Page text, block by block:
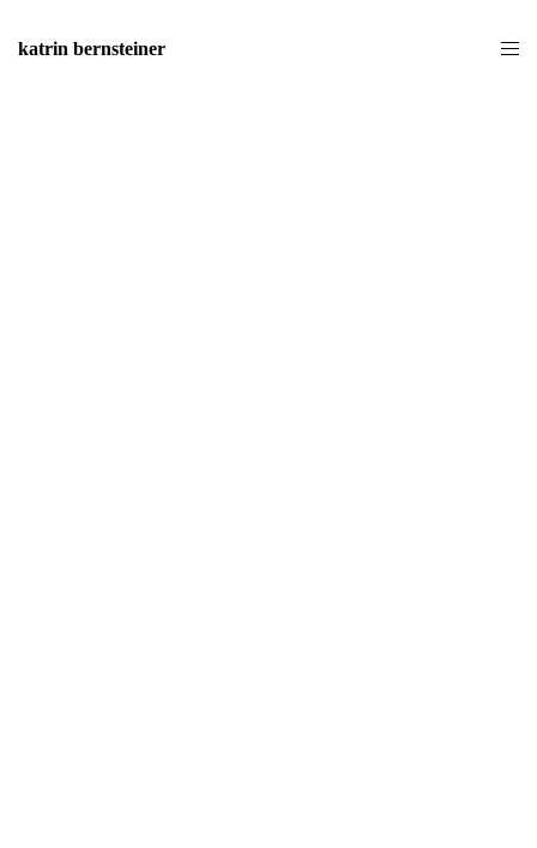
katrin bernsteiner